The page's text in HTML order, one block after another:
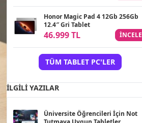
Honor Magic Pad 4 12Gb 256Gb
12.4″ Gri Tablet
46.999 TL INCELE
TÜM TABLET PC'LER
İLGILI YAZILAR
Üniversite Öğrencileri İçin Not